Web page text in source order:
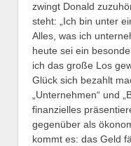
zwingt Donald
steht: „Ich bin unter
Alles, was ich
heute sei ein
ich das große Los
Glück sich bezahlt
„Unternehmen“ und
finanzielles
gegenüber als
kommt es: das Geld